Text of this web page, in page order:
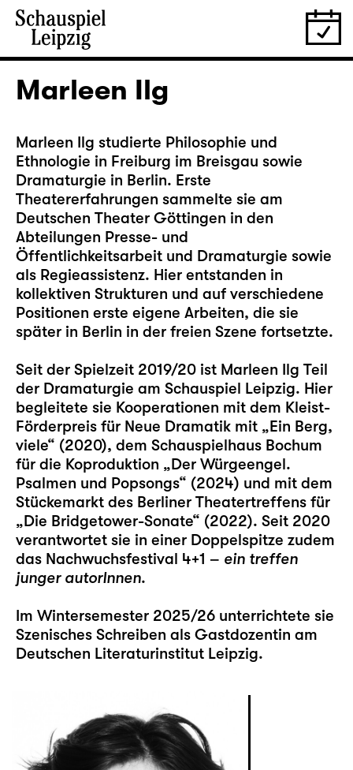
Marleen Ilg
Marleen Ilg studierte Philosophie und
Ethnologie in Freiburg im Breisgau sowie
Dramaturgie in Berlin. Erste
Theatererfahrungen sammelte sie am
Deutschen Theater Göttingen in den
Abteilungen Presse- und
Öffentlichkeitsarbeit und Dramaturgie sowie
als Regieassistenz. Hier entstanden in
kollektiven Strukturen und auf verschiedene
Positionen erste eigene Arbeiten, die sie
später in Berlin in der freien Szene fortsetzte.
Seit der Spielzeit 2019/20 ist Marleen Ilg Teil
der Dramaturgie am Schauspiel Leipzig. Hier
begleitete sie Kooperationen mit dem Kleist-
Förderpreis für Neue Dramatik mit „Ein Berg,
viele“ (2020), dem Schauspielhaus Bochum
für die Koproduktion „Der Würgeengel.
Psalmen und Popsongs“ (2024) und mit dem
Stückemarkt des Berliner Theatertreffens für
„Die Bridgetower-Sonate“ (2022). Seit 2020
verantwortet sie in einer Doppelspitze zudem
das Nachwuchsfestival 4+1 – ein treffen
junger autorInnen.
Im Wintersemester 2025/26 unterrichtete sie
Szenisches Schreiben als Gastdozentin am
Deutschen Literaturinstitut Leipzig.